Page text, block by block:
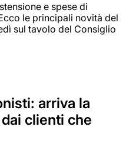
e spese di
le principali novità del
sul tavolo del Consiglio
arriva la
clienti che